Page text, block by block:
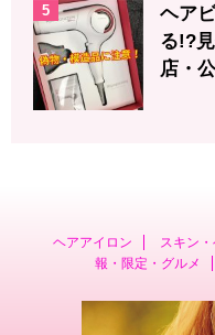
5
ヘア
る!?
店・
ヘアアイロン スキン
報・限定・グルメ